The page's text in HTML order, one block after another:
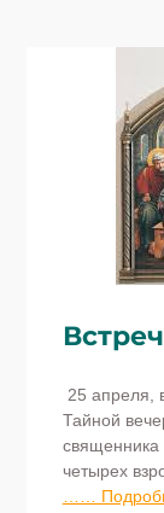
25 апреля,
Тайной
священника
четырех
……